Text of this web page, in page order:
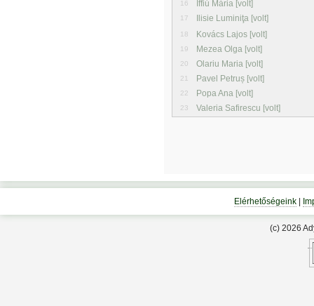
16 Iffiú Mária [volt]
17 Ilisie Luminiţa [volt]
18 Kovács Lajos [volt]
19 Mezea Olga [volt]
20 Olariu Maria [volt]
21 Pavel Petruș [volt]
22 Popa Ana [volt]
23 Valeria Safirescu [volt]
Elérhetőségeink|
(c) 2026